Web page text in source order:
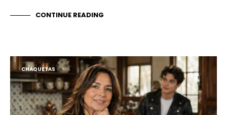
CONTINUE READING
CHAQUETAS